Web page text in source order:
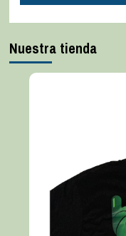
Nuestra tienda